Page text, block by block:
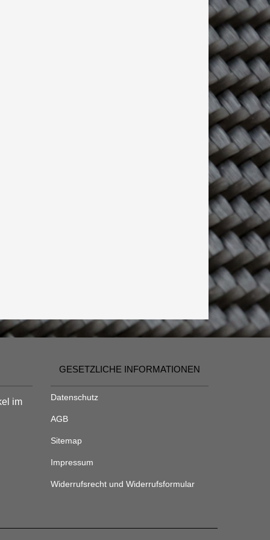
im
GESETZLICHE INFORMATIONEN
Datenschutz
AGB
Sitemap
Impressum
Widerrufsrecht und Widerrufsformular